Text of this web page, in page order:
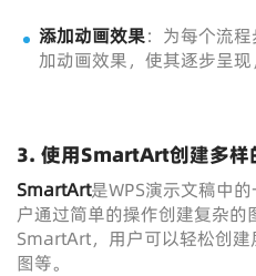
添加动画效果：为每个流
加动画效果，使其逐步呈现
3. 使用SmartArt创建多样
SmartArt是WPS演示文稿中
户通过简单的操作创建复杂的
SmartArt，用户可以轻松创
图等。